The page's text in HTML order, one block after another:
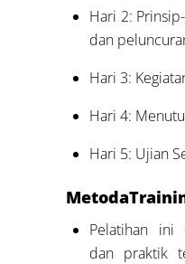
Hari 2:
dan
Hari 3:
Hari 4:
Hari 5: Ujian
Metoda
Pelatihan ini
dan praktik